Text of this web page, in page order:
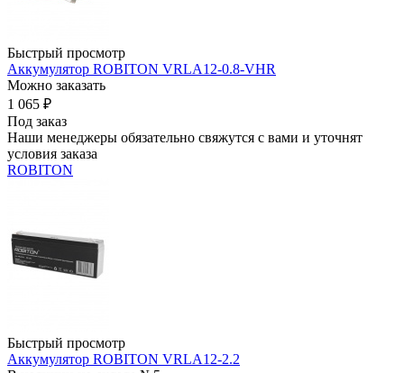
Быстрый просмотр
Аккумулятор ROBITON VRLA12-0.8-VHR
Можно заказать
1 065 ₽
Под заказ
Наши менеджеры обязательно свяжутся с вами и уточнят
условия заказа
ROBITON
Быстрый просмотр
Аккумулятор ROBITON VRLA12-2.2